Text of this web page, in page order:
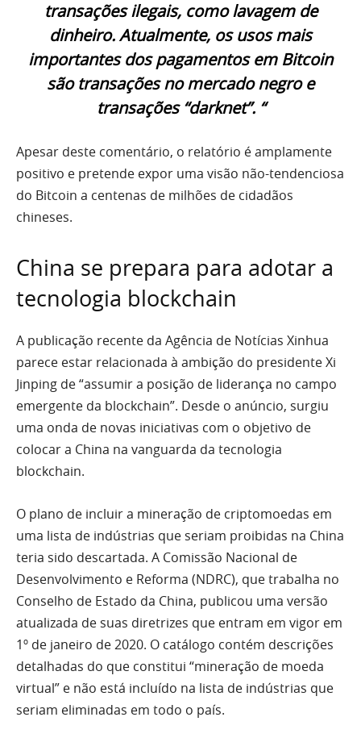
transações ilegais, como lavagem de
dinheiro. Atualmente, os usos mais
importantes dos pagamentos em Bitcoin
são transações no mercado negro e
transações “darknet”. “
Apesar deste comentário, o relatório é amplamente
positivo e pretende expor uma visão não-tendenciosa
do Bitcoin a centenas de milhões de cidadãos
chineses.
China se prepara para adotar a
tecnologia blockchain
A publicação recente da Agência de Notícias Xinhua
parece estar relacionada à ambição do presidente Xi
Jinping de “assumir a posição de liderança no campo
emergente da blockchain”. Desde o anúncio, surgiu
uma onda de novas iniciativas com o objetivo de
colocar a China na vanguarda da tecnologia
blockchain.
O plano de incluir a mineração de criptomoedas em
uma lista de indústrias que seriam proibidas na China
teria sido descartada. A Comissão Nacional de
Desenvolvimento e Reforma (NDRC), que trabalha no
Conselho de Estado da China, publicou uma versão
atualizada de suas diretrizes que entram em vigor em
1º de janeiro de 2020. O catálogo contém descrições
detalhadas do que constitui “mineração de moeda
virtual” e não está incluído na lista de indústrias que
seriam eliminadas em todo o país.